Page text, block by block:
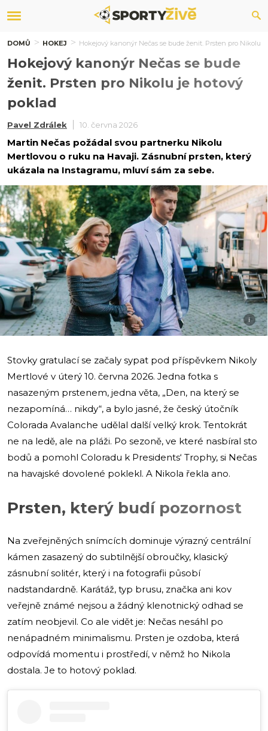
DOMŮ HOKEJ Hokejový kanonýr Nečas se bude ženit. Prsten pro Nikolu
Hokejový kanonýr Nečas se bude
ženit. Prsten pro Nikolu je hotový
poklad
Pavel Zdrálek 10. června 2026
Martin Nečas požádal svou partnerku Nikolu
Mertlovou o ruku na Havaji. Zásnubní prsten, který
ukázala na Instagramu, mluví sám za sebe.
i
Stovky gratulací se začaly sypat pod příspěvkem Nikoly
Mertlové v úterý 10. června 2026. Jedna fotka s
nasazeným prstenem, jedna věta, „Den, na který se
nezapomíná… nikdy“, a bylo jasné, že český útočník
Colorada Avalanche udělal další velký krok. Tentokrát
ne na ledě, ale na pláži. Po sezoně, ve které nasbíral sto
bodů a pomohl Coloradu k Presidents‘ Trophy, si Nečas
na havajské dovolené poklekl. A Nikola řekla ano.
Prsten, který budí pozornost
Na zveřejněných snímcích dominuje výrazný centrální
kámen zasazený do subtilnější obroučky, klasický
zásnubní solitér, který i na fotografii působí
nadstandardně. Karátáž, typ brusu, značka ani kov
veřejně známé nejsou a žádný klenotnický odhad se
zatím neobjevil. Co ale vidět je: Nečas nesáhl po
nenápadném minimalismu. Prsten je ozdoba, která
odpovídá momentu i prostředí, v němž ho Nikola
dostala. Je to hotový poklad.